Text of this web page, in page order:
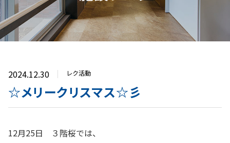
2024.12.30 レク活動
☆メリークリスマス☆彡
12月25日 ３階桜では、